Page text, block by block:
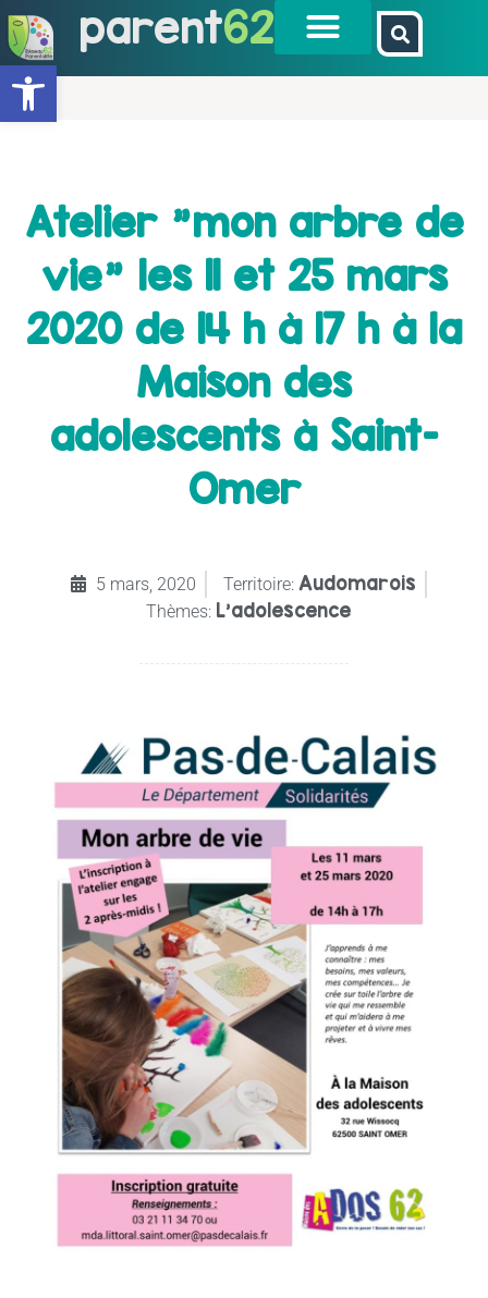
Ouvrir la barre d’outils
parent62
Atelier "mon arbre de
vie" les 11 et 25 mars
2020 de 14 h à 17 h à la
Maison des
adolescents à Saint-
Omer
5 mars, 2020 Territoire: Audomarois
Thèmes: L’adolescence